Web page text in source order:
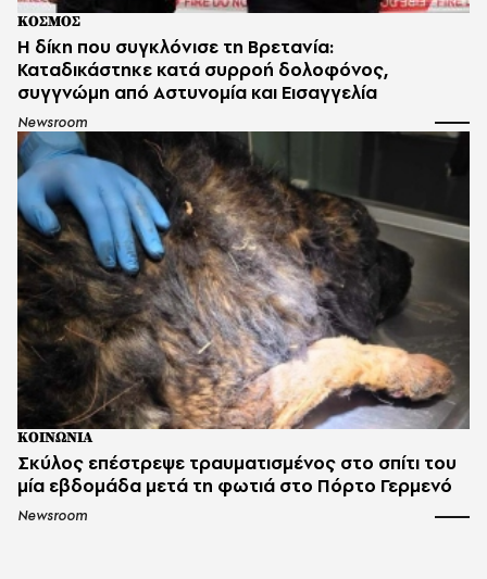
ΚΟΣΜΟΣ
H δίκη που συγκλόνισε τη Βρετανία:
Καταδικάστηκε κατά συρροή δολοφόνος,
συγγνώμη από Αστυνομία και Εισαγγελία
Newsroom
ΚΟΙΝΩΝΙΑ
Σκύλος επέστρεψε τραυματισμένος στο σπίτι του
μία εβδομάδα μετά τη φωτιά στο Πόρτο Γερμενό
Newsroom